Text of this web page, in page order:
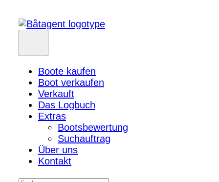
Boote kaufen
Boot verkaufen
Verkauft
Das Logbuch
Extras
Bootsbewertung
Suchauftrag
Über uns
Kontakt